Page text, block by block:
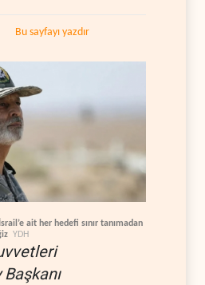
Bu sayfayı yazdır
ait her hedefi sınır tanımadan
YDH